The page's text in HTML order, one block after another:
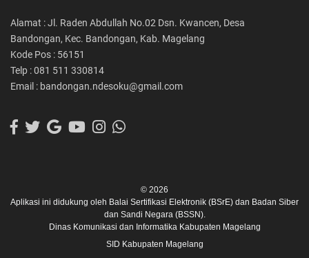
Alamat : Jl. Raden Abdullah No.02 Dsn. Kwancen, Desa
Bandongan, Kec. Bandongan, Kab. Magelang
Kode Pos : 56151
Telp : 081 511 330814
Email : bandongan.ndesoku@gmail.com
© 2026
Aplikasi ini didukung oleh Balai Sertifikasi Elektronik (BSrE) dan Badan Siber
dan Sandi Negara (BSSN).
Dinas Komunikasi dan Informatika Kabupaten Magelang
SID Kabupaten Magelang